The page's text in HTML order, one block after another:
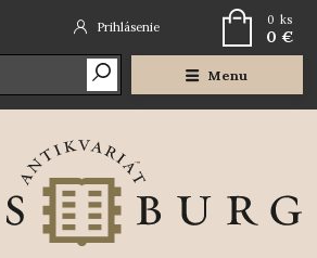
Menu
Prihlásenie 0 ks
0 €